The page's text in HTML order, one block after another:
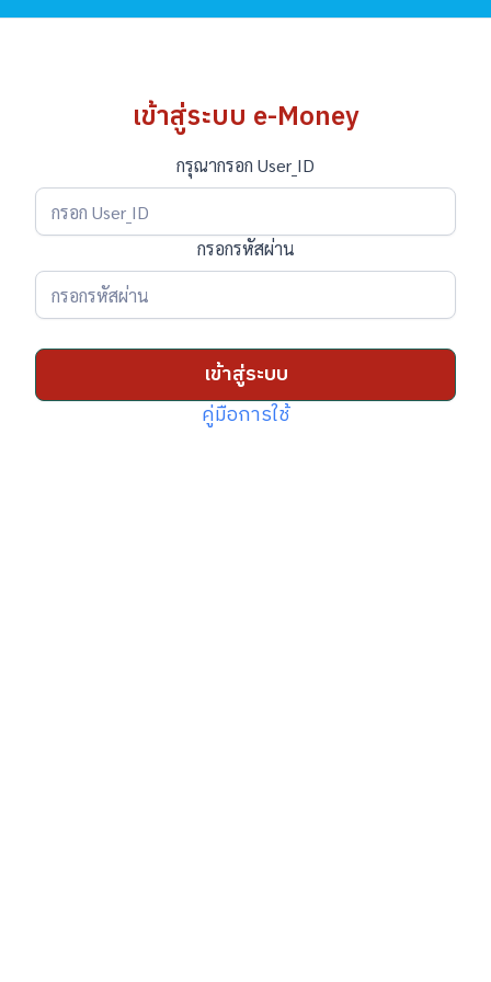
เข้าสู่ระบบ e-Money
กรุณากรอก User_ID
กรอกรหัสผ่าน
เข้าสู่ระบบ
คู่มือการใช้